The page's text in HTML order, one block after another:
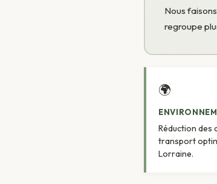
Nous
regroupe
🌍
Réduction des
transport
Lorraine.